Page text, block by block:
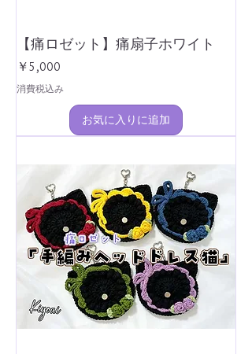
【痛ロゼット】痛扇子ホワイト
価格
￥5,000
消費税込み
お気に入りに追加